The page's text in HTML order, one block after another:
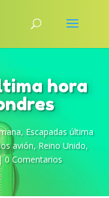
hora
, Escapadas última
avión, Reino Unido,
0 Comentarios